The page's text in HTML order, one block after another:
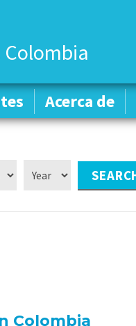
Colombia
Acerca de
Acerca de
Colombia